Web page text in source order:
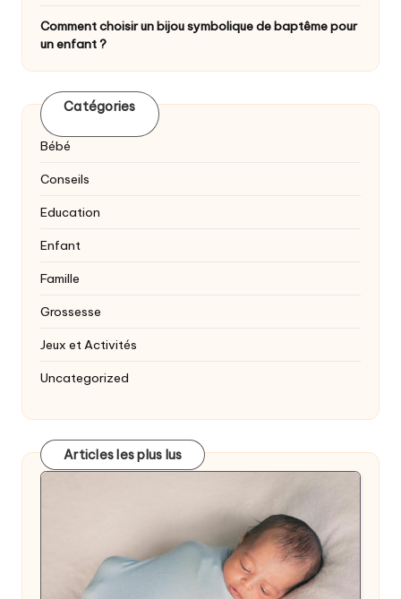
Comment choisir un bijou symbolique de baptême pour
un enfant ?
Catégories
Bébé
Conseils
Education
Enfant
Famille
Grossesse
Jeux et Activités
Uncategorized
Articles les plus lus